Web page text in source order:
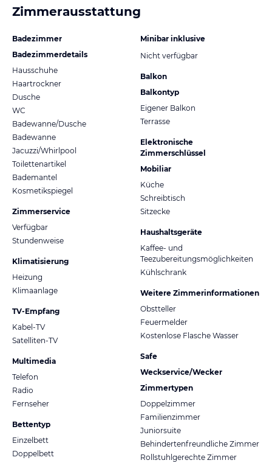
Zimmerausstattung
Badezimmer
Badezimmerdetails
Hausschuhe
Haartrockner
Dusche
WC
Badewanne/Dusche
Badewanne
Jacuzzi/Whirlpool
Toilettenartikel
Bademantel
Kosmetikspiegel
Zimmerservice
Verfügbar
Stundenweise
Klimatisierung
Heizung
Klimaanlage
TV-Empfang
Kabel-TV
Satelliten-TV
Multimedia
Telefon
Radio
Fernseher
Bettentyp
Einzelbett
Doppelbett
Minibar inklusive
Nicht verfügbar
Balkon
Balkontyp
Eigener Balkon
Terrasse
Elektronische
Zimmerschlüssel
Mobiliar
Küche
Schreibtisch
Sitzecke
Haushaltsgeräte
Kaffee- und
Teezubereitungsmöglichkeiten
Kühlschrank
Weitere Zimmerinformationen
Obstteller
Feuermelder
Kostenlose Flasche Wasser
Safe
Weckservice/Wecker
Zimmertypen
Doppelzimmer
Familienzimmer
Juniorsuite
Behindertenfreundliche Zimmer
Rollstuhlgerechte Zimmer